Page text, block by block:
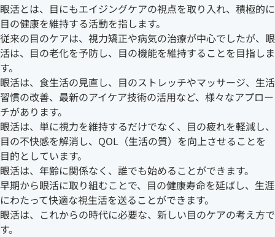
眼活とは、目にもエイジングケアの視点を取り入れ、積極的に
目の健康を維持する活動を指します。
従来の目のケアは、視力矯正や病気の治療が中心でしたが、眼
活は、目の老化を予防し、目の機能を維持することを目指しま
す。
眼活は、食生活の見直し、目のストレッチやマッサージ、生活
習慣の改善、最新のアイケア技術の活用など、様々なアプロー
チがあります。
眼活は、単に視力を維持するだけでなく、目の疲れを軽減し、
目の不快感を解消し、QOL（生活の質）を向上させることを
目的としています。
眼活は、年齢に関係なく、誰でも始めることができます。
早期から眼活に取り組むことで、目の健康寿命を延ばし、生涯
にわたって快適な視生活を送ることができます。
眼活は、これからの時代に必要な、新しい目のケアの考え方で
す。